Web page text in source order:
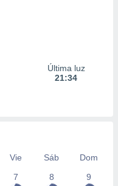
Última luz
21:34
Vie Sáb
Dom
7 8 9